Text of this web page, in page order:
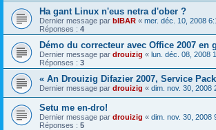
Ha gant Linux n'eus netra d'ober ?
Dernier message par bIBAR « mer. déc. 10, 2008
Réponses : 4
Démo du correcteur avec Office 2007 en
Dernier message par drouizig « lun. déc. 08, 2008
Réponses : 3
« An Drouizig Difazier 2007, Service
Dernier message par drouizig « dim. nov. 30, 2008
Setu me en-dro!
Dernier message par drouizig « dim. nov. 30, 2008
Réponses : 5